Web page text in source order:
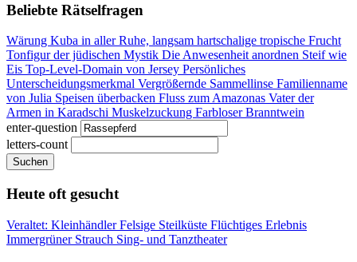
Beliebte Rätselfragen
Wärung Kuba in aller Ruhe, langsam hartschalige tropische Frucht
Tonfigur der jüdischen Mystik Die Anwesenheit anordnen Steif wie
Eis Top-Level-Domain von Jersey Persönliches
Unterscheidungsmerkmal Vergrößernde Sammellinse Familienname
von Julia Speisen überbacken Fluss zum Amazonas Vater der
Armen in Karadschi Muskelzuckung Farbloser Branntwein
enter-question
letters-count
Suchen
Heute oft gesucht
Veraltet: KleinhändlerFelsige Steilküste Flüchtiges Erlebnis
Immergrüner Strauch Sing- und Tanztheater